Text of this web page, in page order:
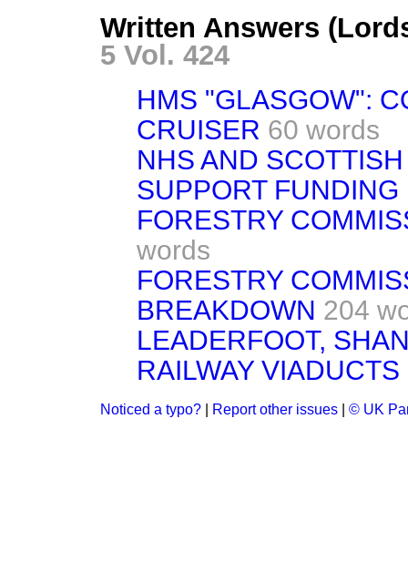
Written Answers
5 Vol. 424
HMS "GLASGOW":
CRUISER 60 words
NHS AND
SUPPORT FUNDING
FORESTRY
words
FORESTRY
BREAKDOWN 204
LEADERFOOT,
RAILWAY VIADUCTS
Noticed a typo? Report other issues © UK